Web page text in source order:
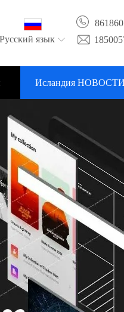
Русский язык
Исландия НОВОСТИ